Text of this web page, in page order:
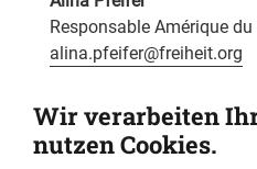
Responsable Amérique du
alina.pfeifer@freiheit.org
Articles et interviews de :
Aamir Amjad, Anna
Beate Apelt, Biak Hlei
Wir verarbeiten
nutzen Cookies.